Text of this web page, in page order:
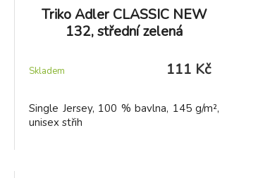
Triko Adler CLASSIC NEW
132, střední zelená
Skladem 111 Kč
Single Jersey, 100 % bavlna, 145 g/m²,
unisex střih